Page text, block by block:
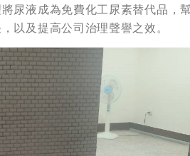
尿液成為免費化工尿素替代品，
以及提高公司治理聲譽之效。